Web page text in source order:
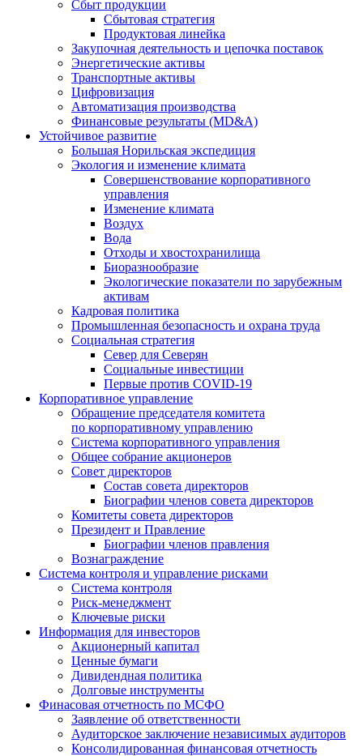
Сбыт продукции
Сбытовая стратегия
Продуктовая линейка
Закупочная деятельность и цепочка поставок
Энергетические активы
Транспортные активы
Цифровизация
Автоматизация производства
Финансовые результаты (MD&A)
Устойчивое развитие
Большая Норильская экспедиция
Экология и изменение климата
Совершенствование корпоративного
управления
Изменение климата
Воздух
Вода
Отходы и хвостохранилища
Биоразнообразие
Экологические показатели по зарубежным
активам
Кадровая политика
Промышленная безопасность и охрана труда
Социальная стратегия
Север для Северян
Социальные инвестиции
Первые против COVID‑19
Корпоративное управление
Обращение председателя комитета
по корпоративному управлению
Система корпоративного управления
Общее собрание акционеров
Совет директоров
Состав совета директоров
Биографии членов совета директоров
Комитеты совета директоров
Президент и Правление
Биографии членов правления
Вознаграждение
Система контроля и управление рисками
Система контроля
Риск-менеджмент
Ключевые риски
Информация для инвесторов
Акционерный капитал
Ценные бумаги
Дивидендная политика
Долговые инструменты
Финасовая отчетность по МСФО
Заявление об ответственности
Аудиторское заключение независимых аудиторов
Консолидированная финансовая отчетность